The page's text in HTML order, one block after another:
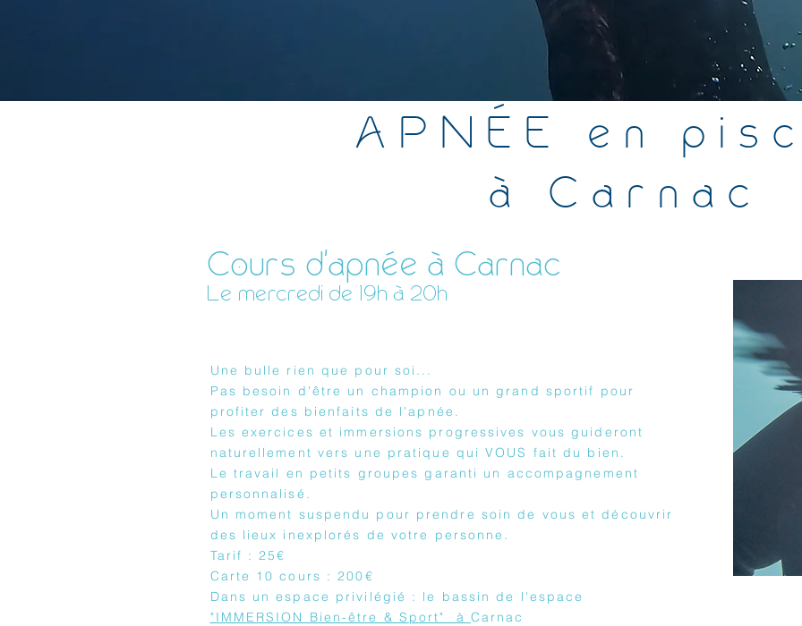
APNÉE en
à Carnac
Cours d'apnée à Carnac
Le mercredi de 19h à 20h
Une bulle rien que pour soi...
Pas besoin d'être un champion ou un grand sportif pour
profiter des bienfaits de l'apnée.
Les exercices et immersions progressives vous guideront
naturellement vers une pratique qui VOUS fait du bien.
Le travail en petits groupes garanti un accompagnement
personnalisé.
Un moment suspendu pour prendre soin de vous et découvrir
des lieux inexplorés de votre personne.
Tarif : 25€
Carte 10 cours : 200€
Dans un espace privilégié : le bassin de l'espace
"IMMERSION Bien-être & Sport" à Carnac